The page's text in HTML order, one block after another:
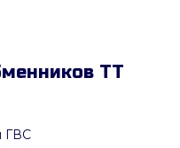
ТТ
ГВС